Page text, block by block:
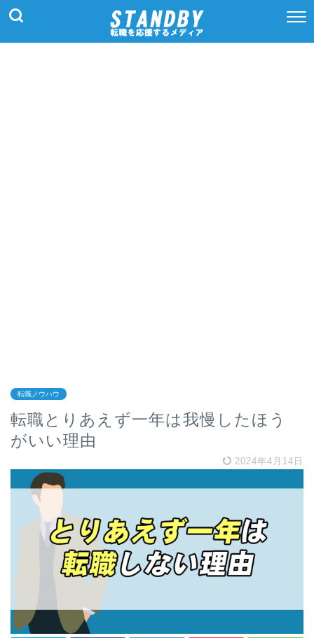
転職ノウハウ
転職とりあえず一年は我慢したほう
がいい理由
2024年4月14日